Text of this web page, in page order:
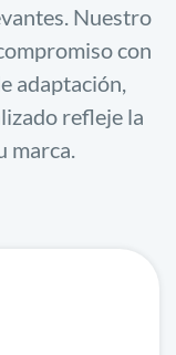
Nuestro
con
adaptación,
refleje la
marca.